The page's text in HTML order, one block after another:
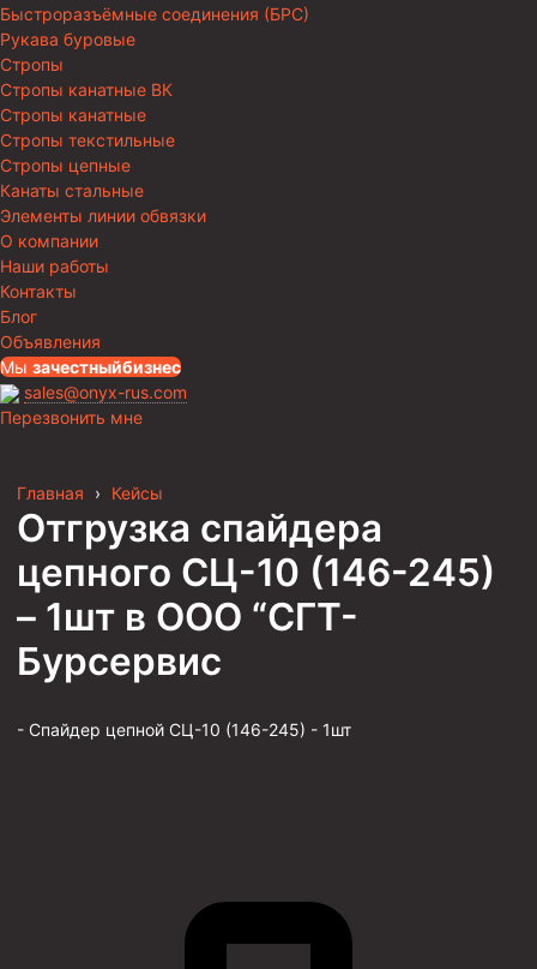
Быстроразъёмные соединения (БРС)
Рукава буровые
Стропы
Стропы канатные ВК
Стропы канатные
Стропы текстильные
Стропы цепные
Канаты стальные
Элементы линии обвязки
О компании
Наши работы
Контакты
Блог
Объявления
Мы зачестныйбизнес
sales@onyx-rus.com
Перезвонить мне
Главная › Кейсы
Отгрузка спайдера
цепного СЦ-10 (146-245)
– 1шт в ООО “СГТ-
Бурсервис
- Спайдер цепной СЦ-10 (146-245) - 1шт